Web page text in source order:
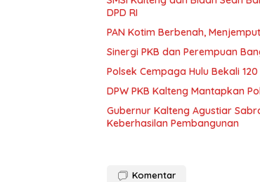
DPD RI
PAN Kotim Berbenah,
Sinergi PKB dan Perempuan
Polsek Cempaga Hulu Bekali
DPW PKB Kalteng Mantapkan
Gubernur Kalteng Agustiar
Keberhasilan Pembangunan
Komentar